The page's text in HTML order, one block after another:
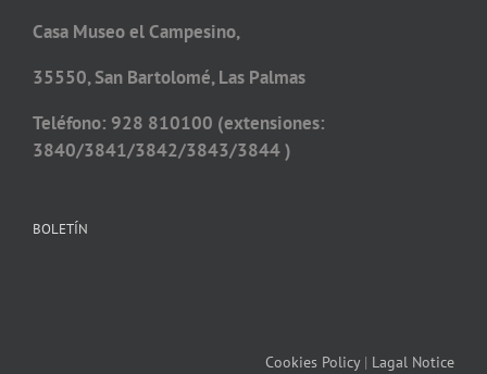
Casa Museo el Campesino,
35550, San Bartolomé, Las Palmas
Teléfono: 928 810100 (extensiones:
3840/3841/3842/3843/3844 )
BOLETÍN
Cookies Policy | Lagal Notice